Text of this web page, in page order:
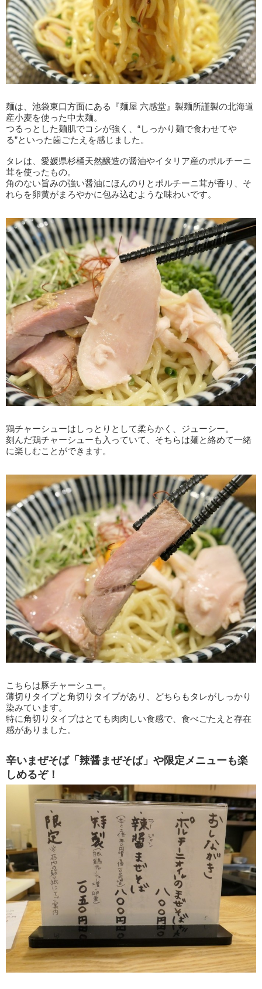
麺は、池袋東口方面にある『麺屋 六感堂』製麺所謹製の北海道
産小麦を使った中太麺。
つるっとした麺肌でコシが強く、“しっかり麺で食わせてや
る”といった歯ごたえを感じました。
タレは、愛媛県杉桶天然醸造の醤油やイタリア産のポルチーニ
茸を使ったもの。
角のない旨みの強い醤油にほんのりとポルチーニ茸が香り、そ
れらを卵黄がまろやかに包み込むような味わいです。
鶏チャーシューはしっとりとして柔らかく、ジューシー。
刻んだ鶏チャーシューも入っていて、そちらは麺と絡めて一緒
に楽しむことができます。
こちらは豚チャーシュー。
薄切りタイプと角切りタイプがあり、どちらもタレがしっかり
染みています。
特に角切りタイプはとても肉肉しい食感で、食べごたえと存在
感がありました。
辛いまぜそば「辣醤まぜそば」や限定メニューも楽
しめるぞ！